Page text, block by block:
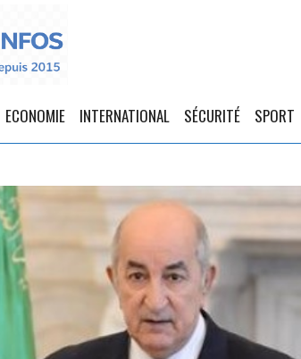
ECONOMIE INTERNATIONAL SÉCURITÉ SPORT